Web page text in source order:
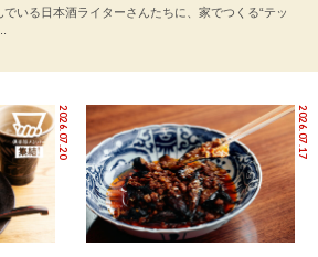
いる日本酒ライターさんたちに、家でつくる“テッ
2026.07.20 2026.07.17